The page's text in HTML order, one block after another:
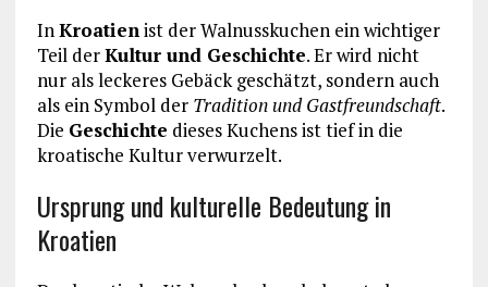
InKroatienist der Walnusskuchen ein wichtiger
Teil derKultur und Geschichte. Er wird nicht
nur als leckeres Gebäck geschätzt, sondern auch
als ein Symbol der Tradition und Gastfreundschaft.
Die Geschichte dieses Kuchens ist tief in die
kroatische Kultur verwurzelt.
Ursprung und kulturelle Bedeutung in
Kroatien